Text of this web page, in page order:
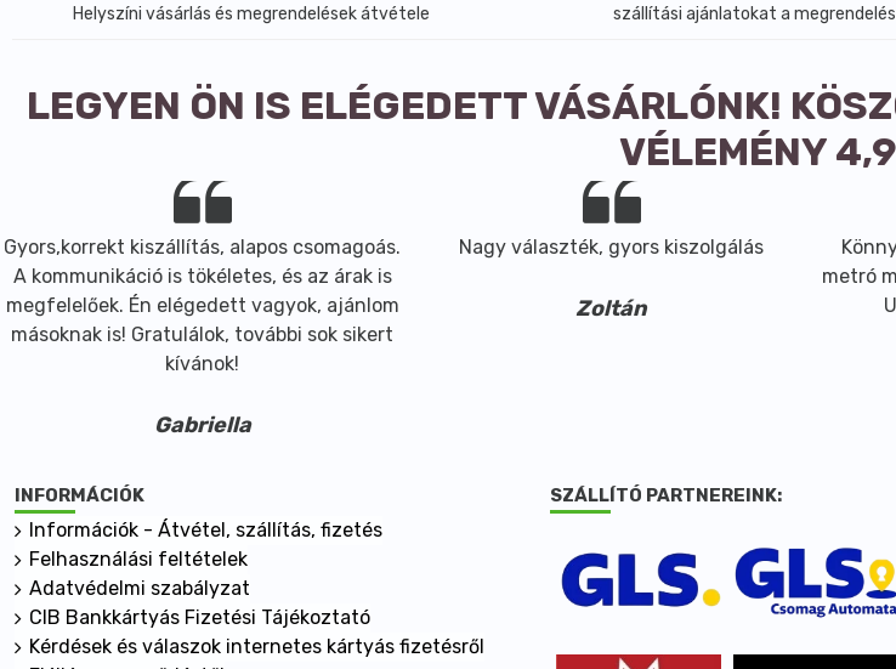
Helyszíni vásárlás és megrendelések átvétele
szállítási ajánlatokat a
LEGYEN ÖN IS ELÉGEDETT VÁSÁRLÓNK!
VÉLEMÉNY
Gyors,korrekt kiszállítás, alapos csomagoás.
A kommunikáció is tökéletes, és az árak is
megfelelőek. Én elégedett vagyok, ajánlom
másoknak is! Gratulálok, további sok sikert
kívánok!
Gabriella
Nagy választék, gyors kiszolgálás
Zoltán
metró
INFORMÁCIÓK
Információk - Átvétel, szállítás, fizetés
Felhasználási feltételek
Adatvédelmi szabályzat
CIB Bankkártyás Fizetési Tájékoztató
Kérdések és válaszok internetes kártyás fizetésről
SZÁLLÍTÓ PARTNEREINK: